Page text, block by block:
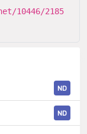
10446/2185
ND
ND